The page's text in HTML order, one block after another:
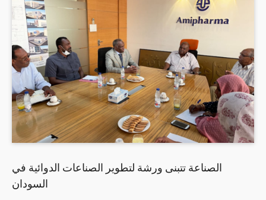
الصناعة تتبنى ورشة لتطوير الصناعات الدوائية في
السودان